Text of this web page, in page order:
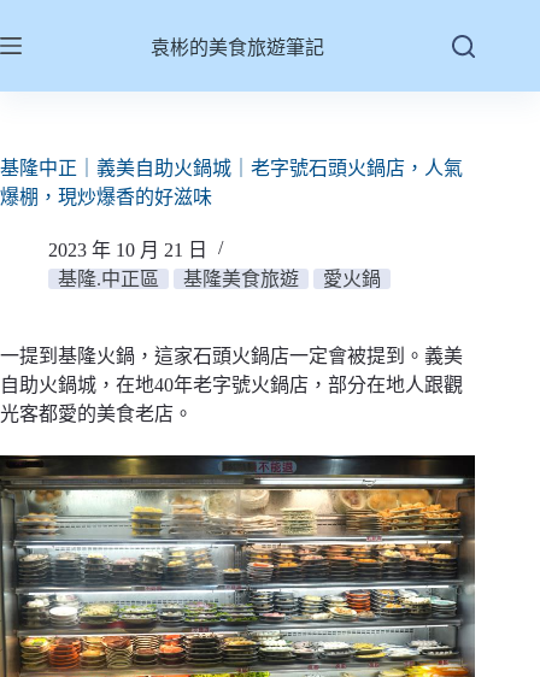
至
容
袁彬的美食旅遊筆記
基隆中正｜義美自助火鍋城｜老字號石頭火鍋店，人氣
爆棚，現炒爆香的好滋味
2023 年 10 月 21 日
基隆.中正區
基隆美食旅遊 愛火鍋
一提到基隆火鍋，這家石頭火鍋店一定會被提到。義美
自助火鍋城，在地40年老字號火鍋店，部分在地人跟觀
光客都愛的美食老店。